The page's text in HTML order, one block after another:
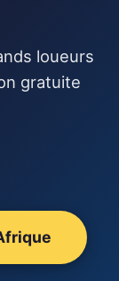
loueurs
gratuite